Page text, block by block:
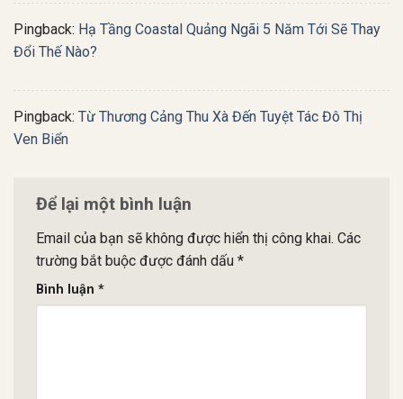
Pingback: Hạ Tầng Coastal Quảng Ngãi 5 Năm Tới Sẽ Thay
Đổi Thế Nào?
Pingback: Từ Thương Cảng Thu Xà Đến Tuyệt Tác Đô Thị
Ven Biển
Để lại một bình luận
Email của bạn sẽ không được hiển thị công khai. Các
trường bắt buộc được đánh dấu *
Bình luận *